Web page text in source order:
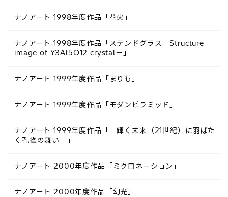
ナノアート 1998年度作品「花火」
ナノアート 1998年度作品「ステンドグラス－Structure
image of Y3Al5O12 crystal－」
ナノアート 1999年度作品「まりも」
ナノアート 1999年度作品「モダンピラミッド」
ナノアート 1999年度作品「－輝く未来（21世紀）に羽ばた
く孔雀の舞い－」
ナノアート 2000年度作品「ミクロネーション」
ナノアート 2000年度作品「幻光」